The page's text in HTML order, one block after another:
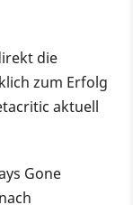
die
zum Erfolg
aktuell
Gone